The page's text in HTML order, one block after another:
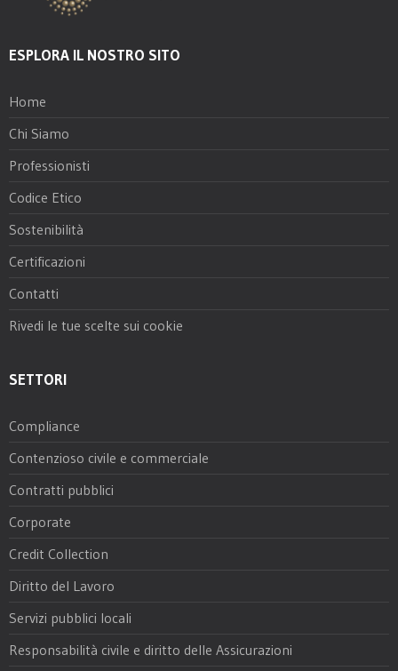
ESPLORA IL NOSTRO SITO
Home
Chi Siamo
Professionisti
Codice Etico
Sostenibilità
Certificazioni
Contatti
Rivedi le tue scelte sui cookie
SETTORI
Compliance
Contenzioso civile e commerciale
Contratti pubblici
Corporate
Credit Collection
Diritto del Lavoro
Servizi pubblici locali
Responsabilità civile e diritto delle Assicurazioni